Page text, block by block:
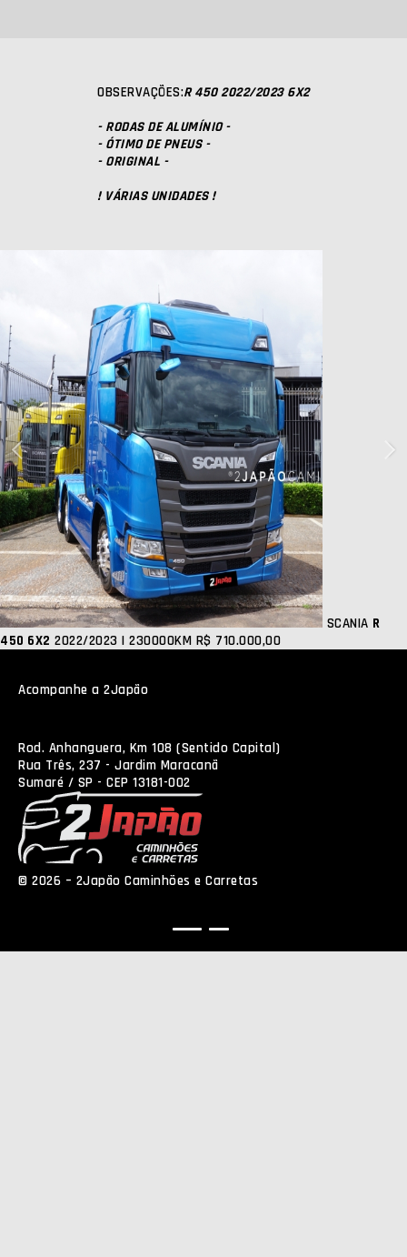
OBSERVAÇÕES:R 450 2022/2023 6X2
- RODAS DE ALUMÍNIO -
- ÓTIMO DE PNEUS -
- ORIGINAL -
! VÁRIAS UNIDADES !
SCANIA R
450 6X2 2022/2023 | 230000KM R$ 710.000,00
Acompanhe a 2Japão
Rod. Anhanguera, Km 108 (Sentido Capital)
Rua Três, 237 - Jardim Maracanã
Sumaré / SP - CEP 13181-002
© 2026 – 2Japão Caminhões e Carretas